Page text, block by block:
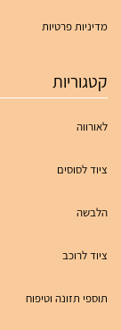
מדיניות פרטיות
קטגוריות
לאורווה
ציוד לסוסים
הלבשה
ציוד לרוכב
תוספי תזונה וטיפוח